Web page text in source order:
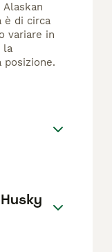
è di circa
variare in
la